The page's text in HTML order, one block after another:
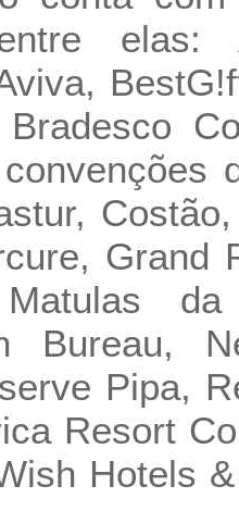
elas:
Bradesco
Grand
Matulas
Bureau,
Pipa,
Resort
Hotels